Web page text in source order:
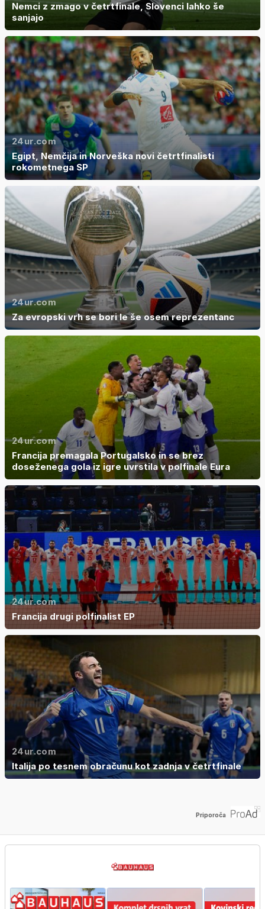
Nemci z zmago v četrtfinale, Slovenci lahko še
sanjajo
24ur.com
Egipt, Nemčija in Norveška novi četrtfinalisti
rokometnega SP
24ur.com
Za evropski vrh se bori le še osem reprezentanc
24ur.com
Francija premagala Portugalsko in se brez
doseženega gola iz igre uvrstila v polfinale Eura
24ur.com
Francija drugi polfinalist EP
24ur.com
Italija po tesnem obračunu kot zadnja v četrtfinale
Priporoča